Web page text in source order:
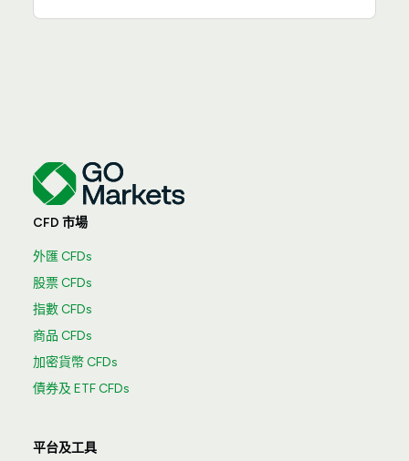
CFD 市場
外匯 CFDs
股票 CFDs
指數 CFDs
商品 CFDs
加密貨幣 CFDs
債券及 ETF CFDs
平台及工具